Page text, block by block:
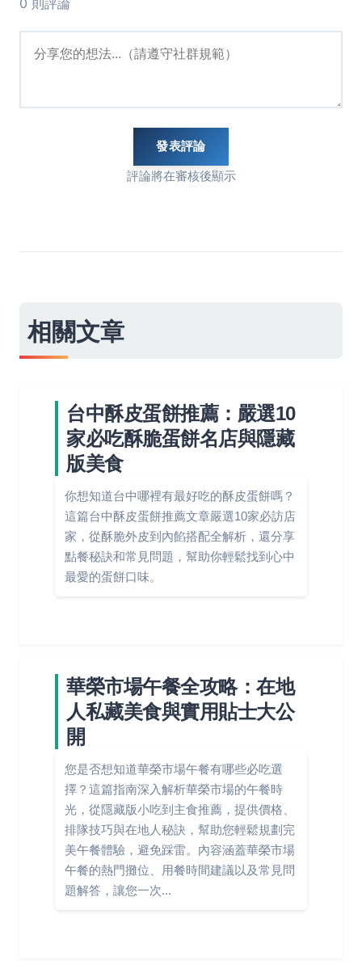
0 則評論
發表評論
評論將在審核後顯示
相關文章
台中酥皮蛋餅推薦：嚴選10
家必吃酥脆蛋餅名店與隱藏
版美食
你想知道台中哪裡有最好吃的酥皮蛋餅嗎？
這篇台中酥皮蛋餅推薦文章嚴選10家必訪店
家，從酥脆外皮到內餡搭配全解析，還分享
點餐秘訣和常見問題，幫助你輕鬆找到心中
最愛的蛋餅口味。
華榮市場午餐全攻略：在地
人私藏美食與實用貼士大公
開
您是否想知道華榮市場午餐有哪些必吃選
擇？這篇指南深入解析華榮市場的午餐時
光，從隱藏版小吃到主食推薦，提供價格、
排隊技巧與在地人秘訣，幫助您輕鬆規劃完
美午餐體驗，避免踩雷。內容涵蓋華榮市場
午餐的熱門攤位、用餐時間建議以及常見問
題解答，讓您一次...